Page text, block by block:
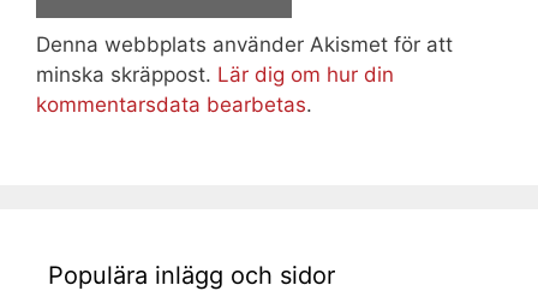
Denna webbplats använder Akismet för att
minska skräppost. Lär dig om hur din
kommentarsdata bearbetas.
Populära inlägg och sidor